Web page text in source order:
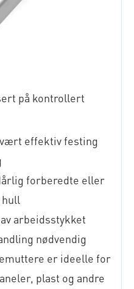
på kontrollert
effektiv festing
forberedte eller
arbeidsstykket
nødvendig
er ideelle for
plast og andre